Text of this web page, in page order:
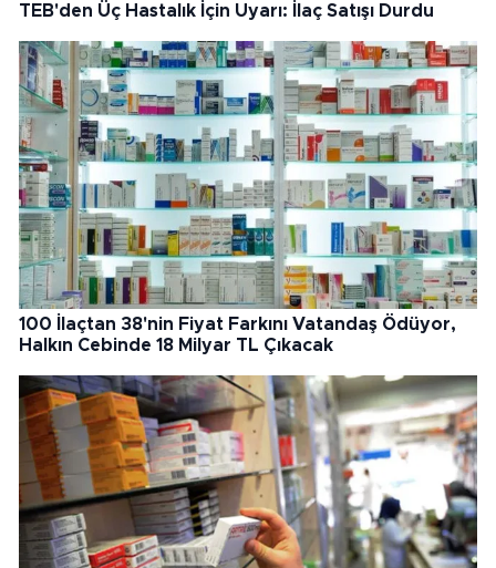
TEB'den Üç Hastalık İçin Uyarı: İlaç Satışı Durdu
100 İlaçtan 38'nin Fiyat Farkını Vatandaş Ödüyor,
Halkın Cebinde 18 Milyar TL Çıkacak